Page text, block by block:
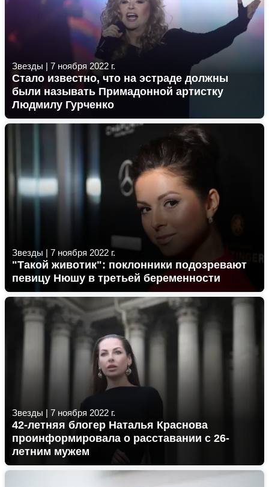
Звезды | 7 ноября 2022 г.
Стало известно, что на эстраде должны
были называть Примадонной артистку
Людмилу Гурченко
Звезды | 7 ноября 2022 г.
"Такой животик": поклонники подозревают
певицу Нюшу в третьей беременности
Звезды | 7 ноября 2022 г.
42-летняя блогер Наталья Краснова
проинформировала о расставании с 26-
летним мужем